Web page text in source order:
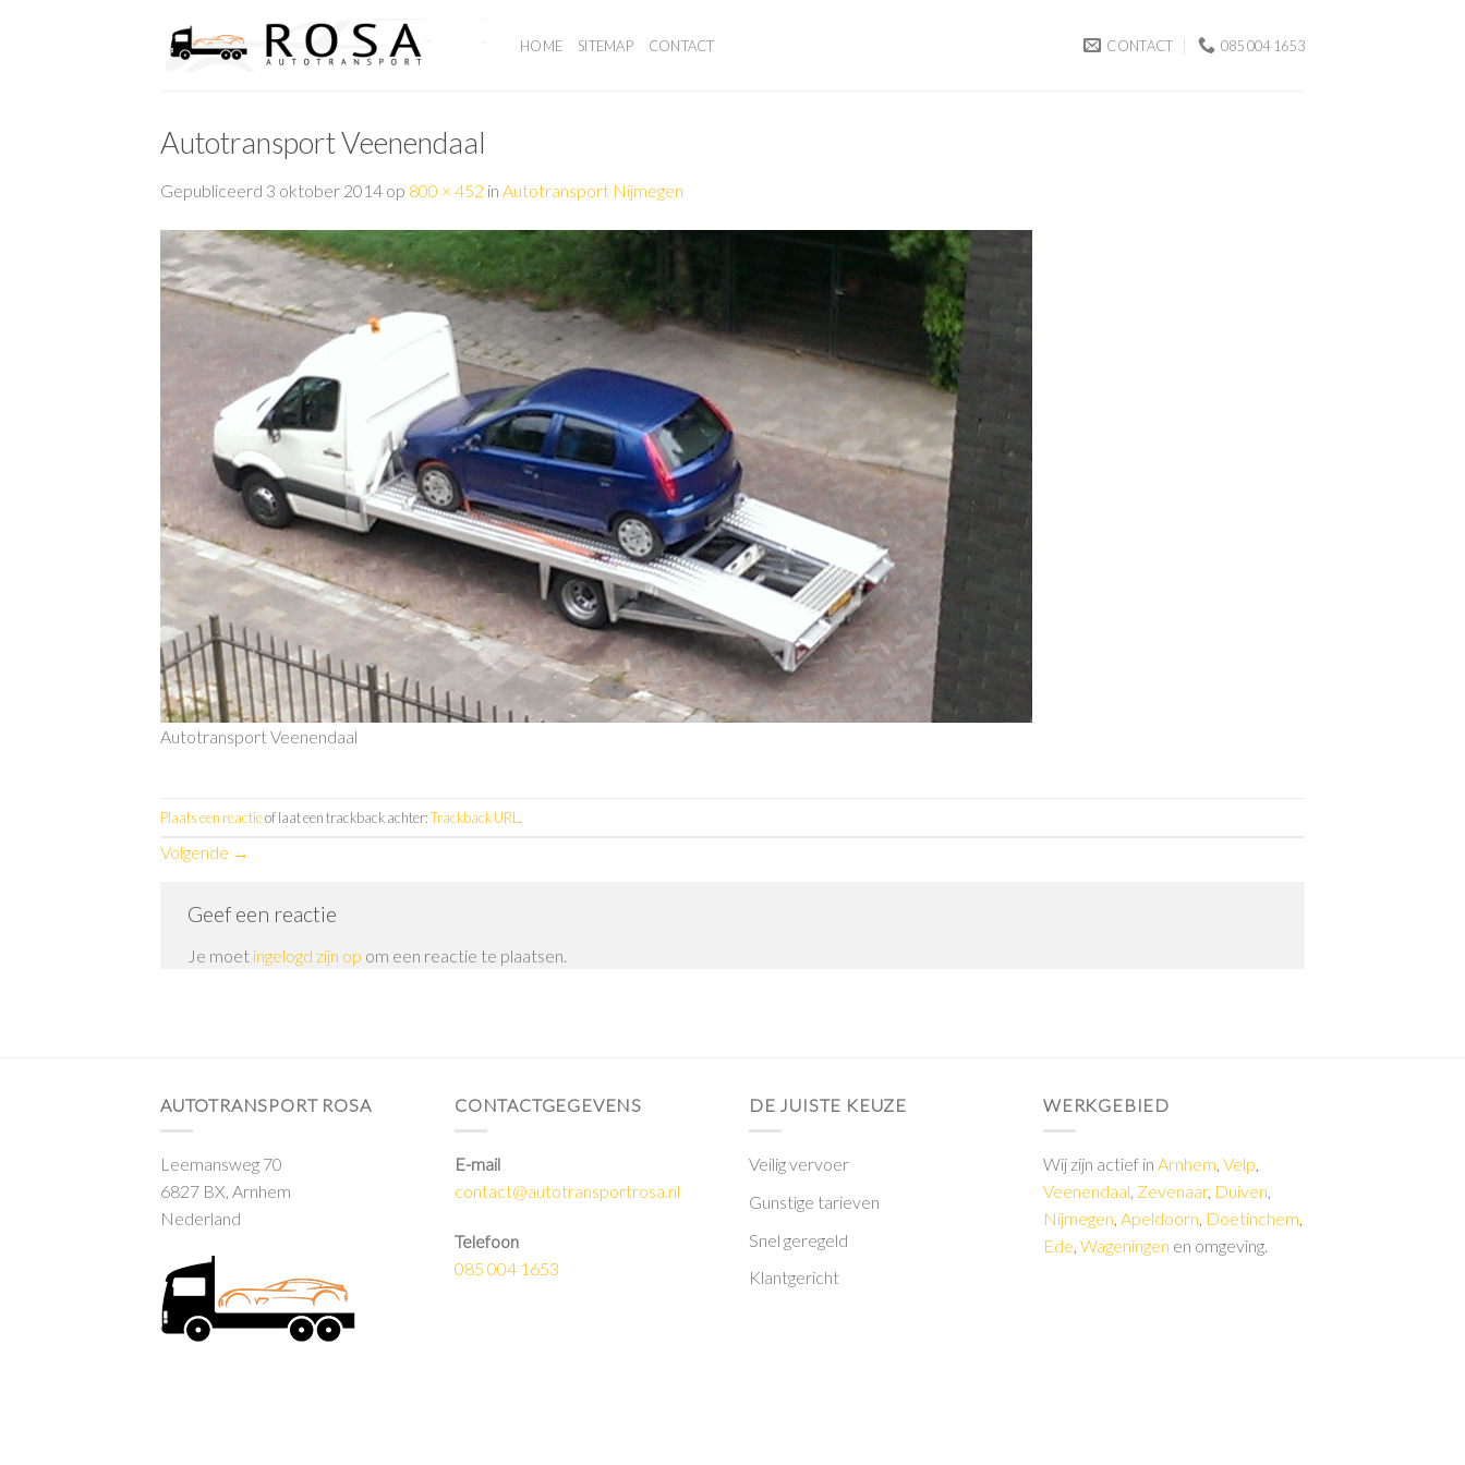
HOME SITEMAP CONTACT CONTACT 085 004 1653
Autotransport Veenendaal
Gepubliceerd 3 oktober 2014 op 800 × 452 in Autotransport Nijmegen
Autotransport Veenendaal
Plaats een reactieof laat een trackback achter:Trackback URL
Volgende →
Geef een reactie
Je moet ingelogd zijn op om een reactie te plaatsen.
AUTOTRANSPORT ROSA
Leemansweg 70
6827 BX, Arnhem
Nederland
CONTACTGEGEVENS
E-mail
contact@autotransportrosa.nl
Telefoon
085 004 1653
DE JUISTE KEUZE
Veilig vervoer
Gunstige tarieven
Snel geregeld
Klantgericht
WERKGEBIED
Wij zijn actief in Arnhem, Velp,
Veenendaal, Zevenaar, Duiven,
Nijmegen, Apeldoorn, Doetinchem,
Ede, Wageningen en omgeving.